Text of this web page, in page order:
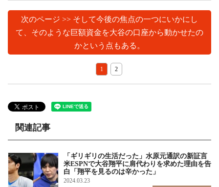
次のページ >> そして今後の焦点の一つにいかにし
て、そのような巨額資金を大谷の口座から動かせたの
かという点もある。
1 2
関連記事
「ギリギリの生活だった」水原元通訳の新証言
米ESPNで大谷翔平に肩代わりを求めた理由を告
白「翔平を見るのは辛かった」
2024.03.23